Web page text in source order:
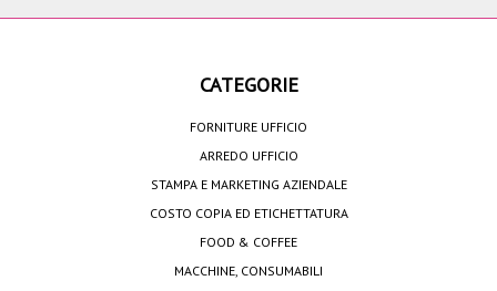
CATEGORIE
FORNITURE UFFICIO
ARREDO UFFICIO
STAMPA E MARKETING AZIENDALE
COSTO COPIA ED ETICHETTATURA
FOOD & COFFEE
MACCHINE, CONSUMABILI